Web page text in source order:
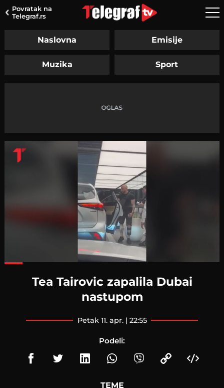
Povratak na
Telegraf.rs
Naslovna Emisije
Muzika Sport
Tea Tairovic zapalila Dubai
nastupom
petak 11. apr. | 22:55
Podeli:
TEME